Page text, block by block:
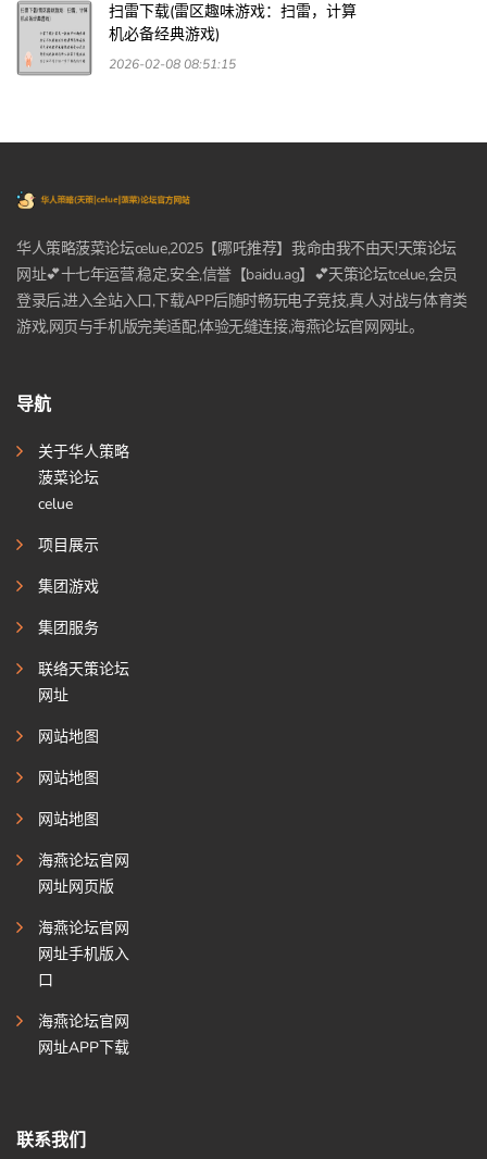
扫雷下载(雷区趣味游戏：扫雷，计算
机必备经典游戏)
2026-02-08 08:51:15
华人策略菠菜论坛celue,2025【哪吒推荐】我命由我不由天!天策论坛
网址💕十七年运营,稳定,安全,信誉【baidu.ag】💕天策论坛tcelue,会员
登录后,进入全站入口,下载APP后随时畅玩电子竞技,真人对战与体育类
游戏,网页与手机版完美适配,体验无缝连接,海燕论坛官网网址。
导航
关于华人策略
菠菜论坛
celue
项目展示
集团游戏
集团服务
联络天策论坛
网址
网站地图
网站地图
网站地图
海燕论坛官网
网址网页版
海燕论坛官网
网址手机版入
口
海燕论坛官网
网址APP下载
联系我们